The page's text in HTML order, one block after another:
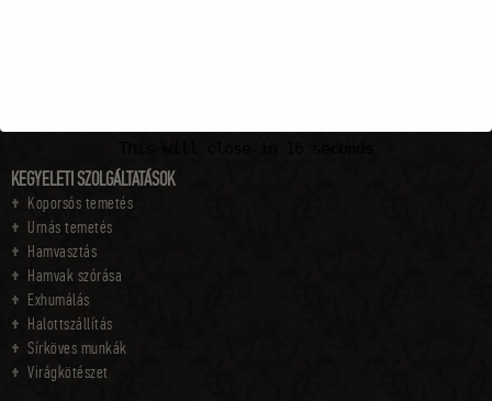
KEGYELETI SZOLGÁLTATÁSOK
Koporsós temetés
Urnás temetés
Hamvasztás
Hamvak szórása
Exhumálás
Halottszállítás
Sírköves munkák
Virágkötészet